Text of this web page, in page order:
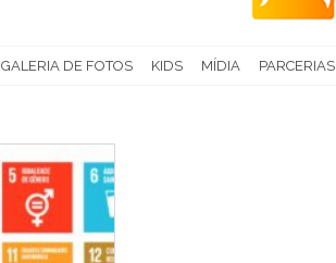
GALERIA DE FOTOS KIDS MÍDIA PARCERIAS